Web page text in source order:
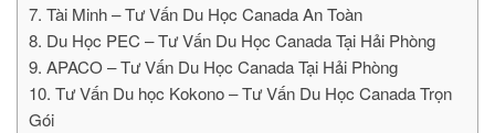
7. Tài Minh – Tư Vấn Du Học Canada An Toàn
8. Du Học PEC – Tư Vấn Du Học Canada Tại Hải Phòng
9. APACO – Tư Vấn Du Học Canada Tại Hải Phòng
10. Tư Vấn Du học Kokono – Tư Vấn Du Học Canada Trọn
Gói